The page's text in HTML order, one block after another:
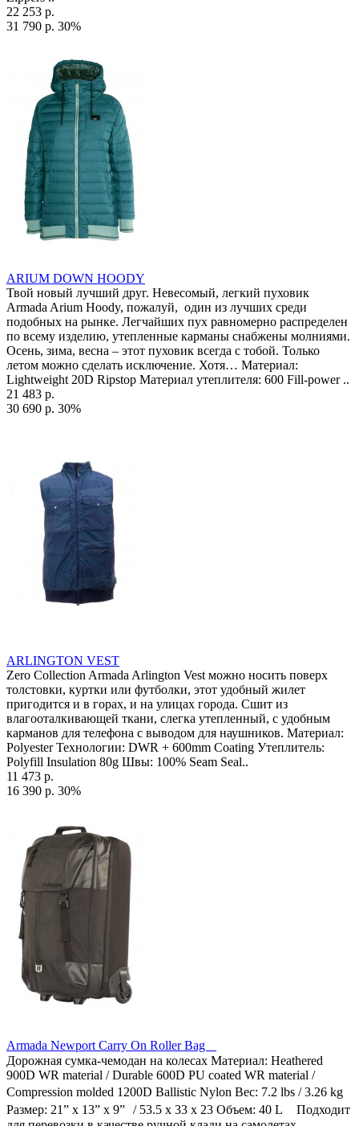
22 253 р.
31 790 р. 30%
ARIUM DOWN HOODY
Твой новый лучший друг. Невесомый, легкий пуховик
Armada Arium Hoody, пожалуй, один из лучших среди
подобных на рынке. Легчайших пух равномерно распределен
по всему изделию, утепленные карманы снабжены молниями.
Осень, зима, весна – этот пуховик всегда с тобой. Только
летом можно сделать исключение. Хотя… Материал:
Lightweight 20D Ripstop Материал утеплителя: 600 Fill-power ..
21 483 р.
30 690 р. 30%
ARLINGTON VEST
Zero Collection Armada Arlington Vest можно носить поверх
толстовки, куртки или футболки, этот удобный жилет
пригодится и в горах, и на улицах города. Сшит из
влагооталкивающей ткани, слегка утепленный, с удобным
карманов для телефона с выводом для наушников. Материал:
Polyester Технологии: DWR + 600mm Coating Утеплитель:
Polyfill Insulation 80g Швы: 100% Seam Seal..
11 473 р.
16 390 р. 30%
Armada Newport Carry On Roller Bag
Дорожная сумка-чемодан на колесах Материал: Heathered
900D WR material / Durable 600D PU coated WR material /
Compression molded 1200D Ballistic Nylon Вес: 7.2 lbs / 3.26 kg
Размер: 21” x 13” x 9” / 53.5 х 33 х 23 Объем: 40 L Подходит